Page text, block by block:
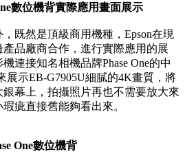
數位機背實際應用畫面展示
既然是頂級商用機種，Epson在現
品廠商合作，進行實際應用的展
連接知名相機品牌Phase One的中
展示EB-G7905U細膩的4K畫質，將
幕上，拍攝照片再也不需要放大來
疵直接舊能夠看出來。
One數位機背